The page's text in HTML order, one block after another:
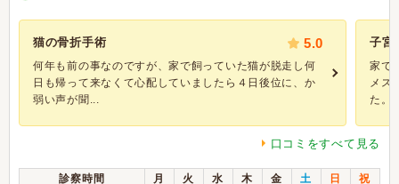
猫の骨折手術 5.0
何年も前の事なのですが、家で飼っていた猫が脱走し何
日も帰って来なくて心配していましたら４日後位に、か
弱い声が聞...
子宮
家で
メス
た。
口コミをすべて見る
診察時間 月 火 水 木 金 土 日
祝